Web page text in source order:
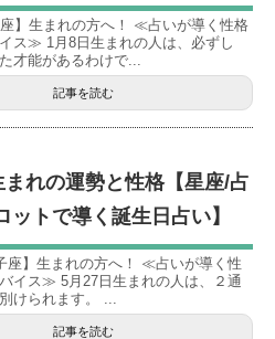
】生まれの方へ！ ≪占いが導く性格
ス≫ 1月8日生まれの人は、必ずし
才能があるわけで...
記事を読む
れの運勢と性格【星座/占
ットで導く誕生日占い】
座】生まれの方へ！ ≪占いが導く性
イス≫ 5月27日生まれの人は、２通
けられます。 ...
記事を読む